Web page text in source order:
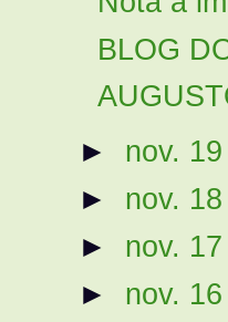
BLOG
► nov. 19
► nov. 18
► nov. 17
► nov. 16